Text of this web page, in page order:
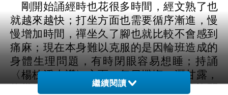
剛開始誦經時也花很多時間，經文熟了也
就越來越快；打坐方面也需要循序漸進，慢
慢增加時間，禪坐久了腳也就比較不會感到
痛麻；現在本身難以克服的是因輪班造成的
身體生理問題，有時閉眼容易想睡；持誦
〈楊枝淨水讚〉方面，每日懺悔、灑甘露，
約幾個禮拜前灑完甘露後，以十元硬幣詢問
繼續閱讀